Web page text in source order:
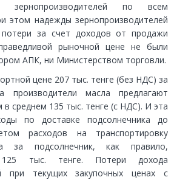
зернопроизводителей по всем
этом надежды зернопроизводителей
потери за счет доходов от продажи
рыночной цене не были
АПК, ни Министерством торговли.
цене 207 тыс. тенге (без НДС) за
производители масла предлагают
в среднем 135 тыс. тенге (с НДС). И эта
по доставке подсолнечника до
расходов на транспортировку
за подсолнечник, как правило,
тыс. тенге. Потери дохода
при текущих закупочных ценах с